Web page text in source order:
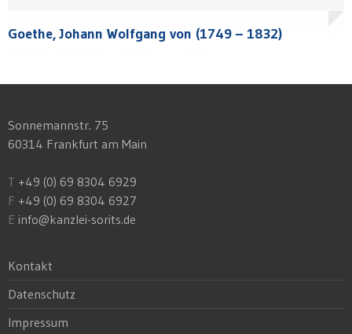
Goethe, Johann Wolfgang von (1749 – 1832)
Sonnemannstr. 75
60314 Frankfurt am Main
T +49 (0) 69 8304 6929
F +49 (0) 69 8304 6927
E info@kanzlei-sorits.de
Kontakt
Datenschutz
Impressum